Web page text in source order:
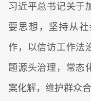
习近平总书记关于
要思想，坚持从
作，以信访工作法
题源头治理，常态
案化解，维护群众合